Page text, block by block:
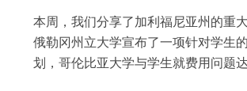
本周，我们分享了加利福尼亚州的重
俄勒冈州立大学宣布了一项针对学生
划，哥伦比亚大学与学生就费用问题达